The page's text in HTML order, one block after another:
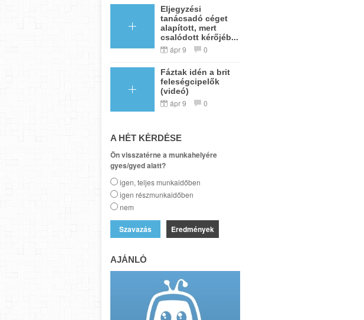
Eljegyzési
tanácsadó céget
alapított, mert
csalódott kérőjéb...
ápr 9 0
Fáztak idén a brit
feleségcipelők
(videó)
ápr 9 0
A HÉT KÉRDÉSE
Ön visszatérne a munkahelyére
gyes/gyed alatt?
igen, teljes munkaidőben
igen részmunkaidőben
nem
Eredmények
AJÁNLÓ